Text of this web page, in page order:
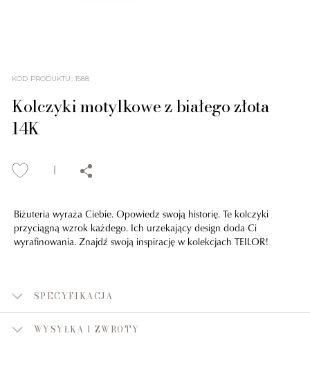
KOD PRODUKTU: 1588
Kolczyki motylkowe z białego złota
14K
Biżuteria wyraża Ciebie. Opowiedz swoją historię. Te kolczyki
przyciągną wzrok każdego. Ich urzekający design doda Ci
wyrafinowania. Znajdź swoją inspirację w kolekcjach TEILOR!
SPECYFIKACJA
WYSYŁKA I ZWROTY